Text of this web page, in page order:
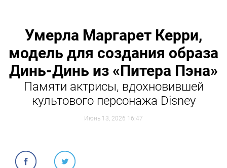
Умерла Маргарет Керри,
модель для создания образа
Динь-Динь из «Питера Пэна»
Памяти актрисы, вдохновившей
культового персонажа Disney
Июнь 13, 2026 16:47